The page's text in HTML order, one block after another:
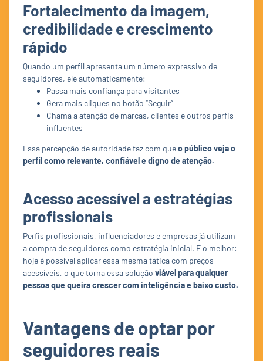
Fortalecimento da imagem,
credibilidade e crescimento
rápido
Quando um perfil apresenta um número expressivo de
seguidores, ele automaticamente:
Passa mais confiança para visitantes
Gera mais cliques no botão “Seguir”
Chama a atenção de marcas, clientes e outros perfis
influentes
Essa percepção de autoridade faz com queo público veja o
perfil como relevante, confiável e digno de atenção.
Acesso acessível a estratégias
profissionais
Perfis profissionais, influenciadores e empresas já utilizam
a compra de seguidores como estratégia inicial. E o melhor:
hoje é possível aplicar essa mesma tática com preços
acessíveis, o que torna essa solução viável para qualquer
pessoa que queira crescer com inteligência e baixo custo.
Vantagens de optar por
seguidores reais